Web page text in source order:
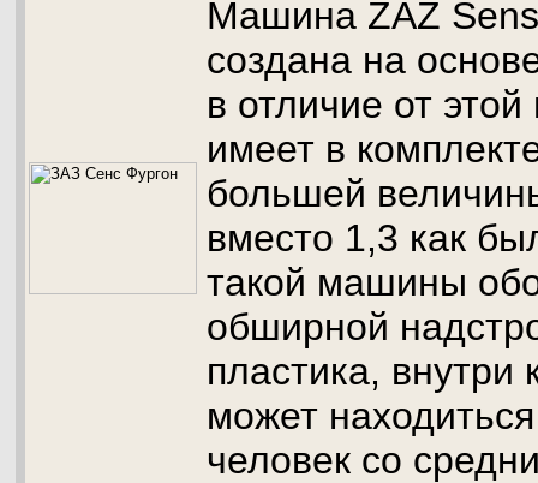
Машина ZAZ
создана на
в отличие от
имеет в
большей
вместо 1,3 как
такой машины
обширной
пластика, внутри
может
человек со